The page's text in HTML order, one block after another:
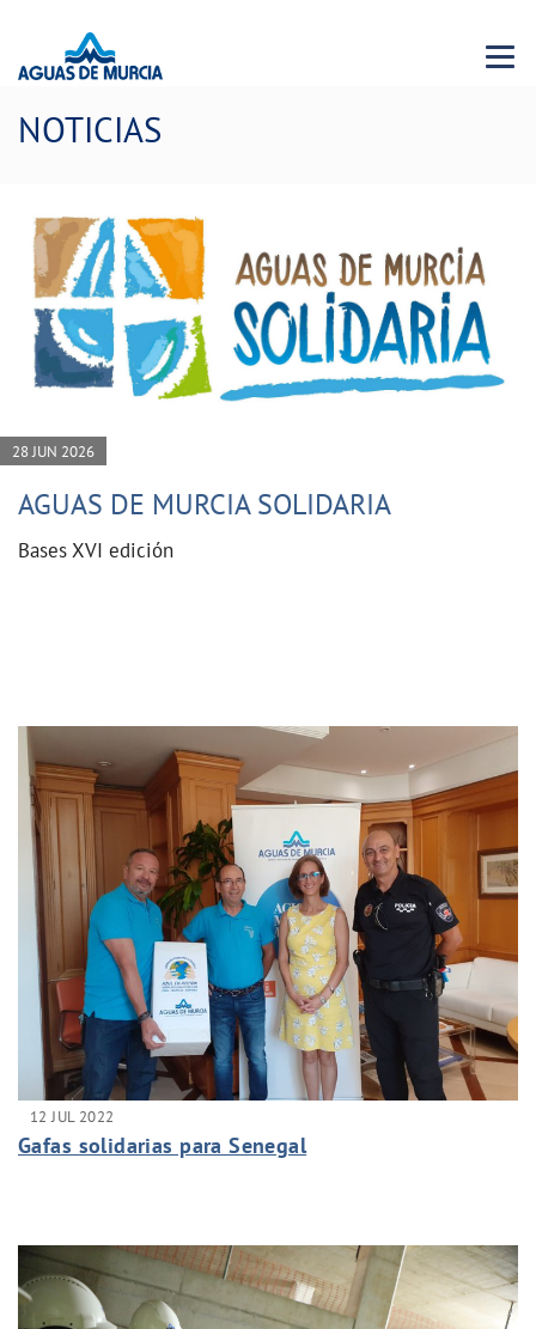
Menu
NOTICIAS
28 JUN 2026
AGUAS DE MURCIA SOLIDARIA
Bases XVI edición
12 JUL 2022
Gafas solidarias para Senegal